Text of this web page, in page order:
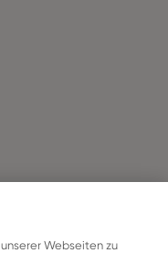
Webseiten zu